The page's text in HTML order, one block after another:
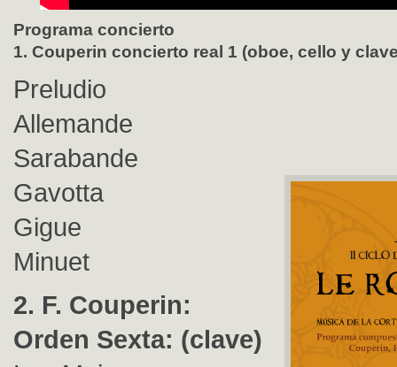
Programa concierto
1. Couperin concierto real 1 (oboe, cello y
Preludio
Allemande
Sarabande
Gavotta
Gigue
Minuet
2. F. Couperin:
Orden Sexta: (clave)